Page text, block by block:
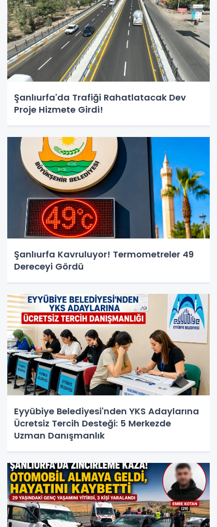
Şanlıurfa'da Trafiği Rahatlatacak Dev
Proje Hizmete Girdi!
Şanlıurfa Kavruluyor! Termometreler 49
Dereceyi Gördü
Eyyübiye Belediyesi'nden YKS Adaylarına
Ücretsiz Tercih Desteği: 5 Merkezde
Uzman Danışmanlık